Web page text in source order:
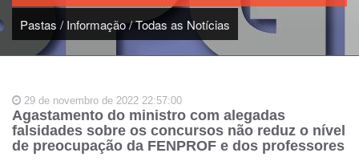
g
o
a
a
ç
ã
Pastas / Informação/Todas as Notícias
29 de novembro de 2022 22:57:00
Agastamento do ministro com alegadas
falsidades sobre os concursos não reduz o nível
de preocupação da FENPROF e dos professores